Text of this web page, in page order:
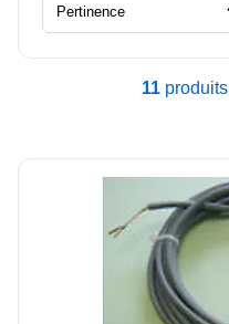
11 produits